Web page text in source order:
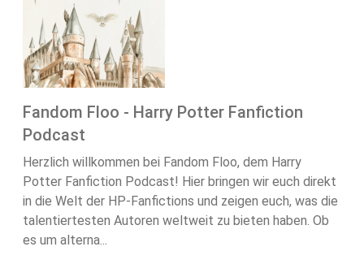
Fandom Floo - Harry Potter Fanfiction
Podcast
Herzlich willkommen bei Fandom Floo, dem Harry
Potter Fanfiction Podcast! Hier bringen wir euch direkt
in die Welt der HP-Fanfictions und zeigen euch, was die
talentiertesten Autoren weltweit zu bieten haben. Ob
es um alterna...